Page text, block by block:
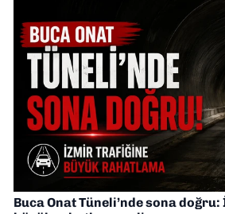
Buca Onat Tüneli’nde sona